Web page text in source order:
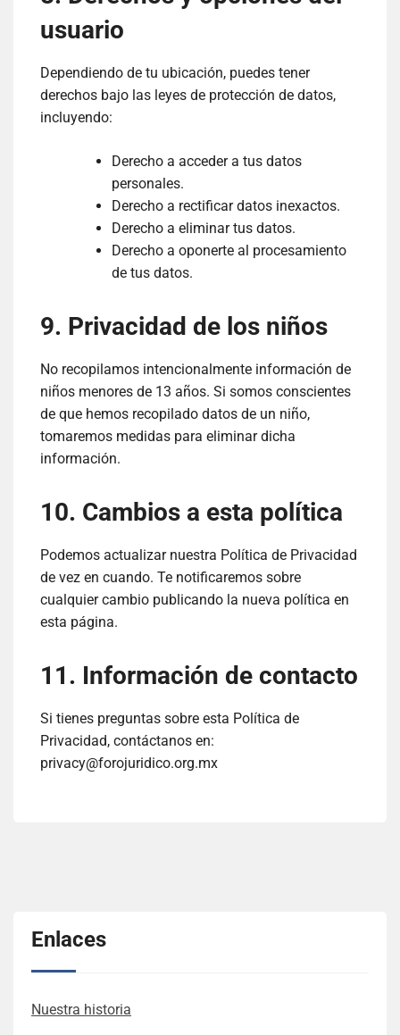
usuario
Dependiendo de tu ubicación, puedes tener
derechos bajo las leyes de protección de datos,
incluyendo:
Derecho a acceder a tus datos
personales.
Derecho a rectificar datos inexactos.
Derecho a eliminar tus datos.
Derecho a oponerte al procesamiento
de tus datos.
9. Privacidad de los niños
No recopilamos intencionalmente información de
niños menores de 13 años. Si somos conscientes
de que hemos recopilado datos de un niño,
tomaremos medidas para eliminar dicha
información.
10. Cambios a esta política
Podemos actualizar nuestra Política de Privacidad
de vez en cuando. Te notificaremos sobre
cualquier cambio publicando la nueva política en
esta página.
11. Información de contacto
Si tienes preguntas sobre esta Política de
Privacidad, contáctanos en:
privacy@forojuridico.org.mx
Enlaces
Nuestra historia